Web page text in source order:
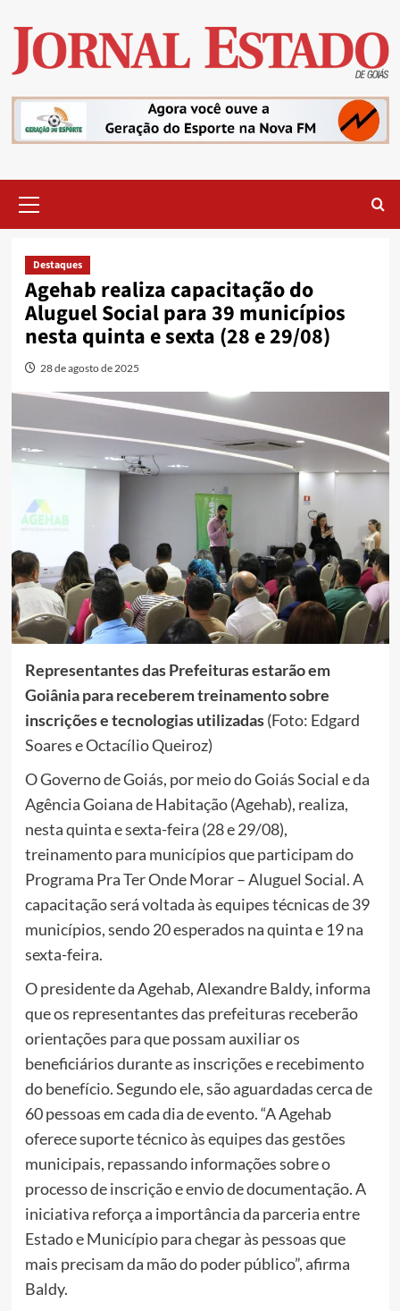
content
Menu
Destaques
Agehab realiza capacitação do
Aluguel Social para 39 municípios
nesta quinta e sexta (28 e 29/08)
28 de agosto de 2025
Representantes das Prefeituras estarão em
Goiânia para receberem treinamento sobre
inscrições e tecnologias utilizadas(Foto: Edgard
Soares e Octacílio Queiroz)
O Governo de Goiás, por meio do Goiás Social e da
Agência Goiana de Habitação (Agehab), realiza,
nesta quinta e sexta-feira (28 e 29/08),
treinamento para municípios que participam do
Programa Pra Ter Onde Morar – Aluguel Social. A
capacitação será voltada às equipes técnicas de 39
municípios, sendo 20 esperados na quinta e 19 na
sexta-feira.
O presidente da Agehab, Alexandre Baldy, informa
que os representantes das prefeituras receberão
orientações para que possam auxiliar os
beneficiários durante as inscrições e recebimento
do benefício. Segundo ele, são aguardadas cerca de
60 pessoas em cada dia de evento. “A Agehab
oferece suporte técnico às equipes das gestões
municipais, repassando informações sobre o
processo de inscrição e envio de documentação. A
iniciativa reforça a importância da parceria entre
Estado e Município para chegar às pessoas que
mais precisam da mão do poder público”, afirma
Baldy.